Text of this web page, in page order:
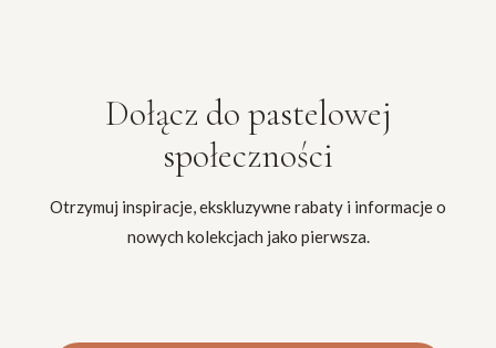
Dołącz do pastelowej
społeczności
Otrzymuj inspiracje, ekskluzywne rabaty i informacje o
nowych kolekcjach jako pierwsza.